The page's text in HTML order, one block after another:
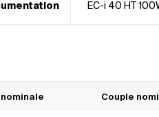
vitesses élevées permet
EC-i 40 HT
Couple